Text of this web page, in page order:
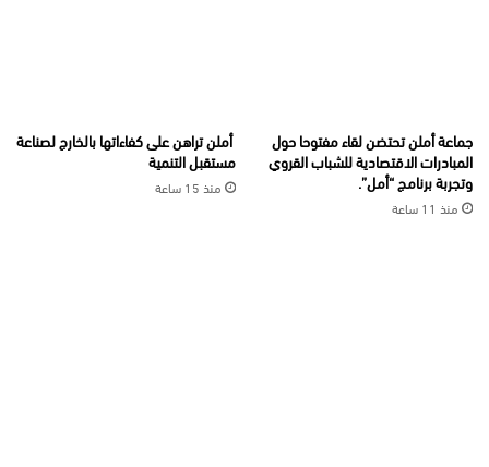
جماعة أملن تحتضن لقاء مفتوحا حول
المبادرات الاقتصادية للشباب القروي
وتجربة برنامج “أمل”.
منذ 11 ساعة
أملن تراهن على كفاءاتها بالخارج لصناعة
مستقبل التنمية
منذ 15 ساعة